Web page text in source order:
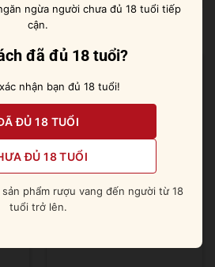
ngừa người chưa đủ 18 tuổi tiếp
cận.
đã đủ 18 tuổi?
nhận bạn đủ 18 tuổi!
ĐỦ 18 TUỔI
ĐỦ 18 TUỔI
phẩm rượu vang đến người từ 18
tuổi trở lên.